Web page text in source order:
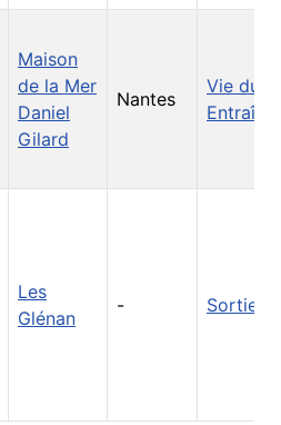
Maison
de la Mer
Daniel
Gilard
Nantes
Vie du
Les
Glénan
- Sorties